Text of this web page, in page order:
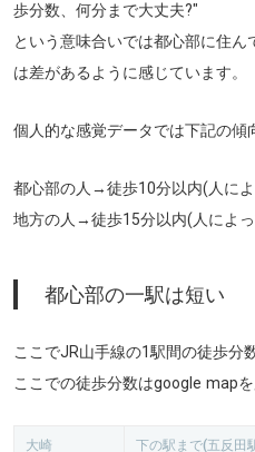
歩分数、何分まで大丈夫?"
という意味合いでは都心部に住
は差があるように感じています。
個人的な感覚データでは下記の傾
都心部の人→徒歩10分以内(人に
地方の人→徒歩15分以内(人によ
都心部の一駅は短い
ここでJR山手線の1駅間の徒歩分
ここでの徒歩分数はgoogle map
大崎 下の駅まで(五反田